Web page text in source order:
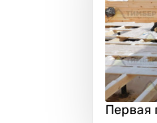
Первая